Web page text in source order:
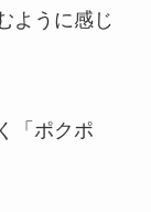
ように感じ
「ポクポ